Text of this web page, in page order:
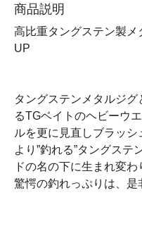
商品説明
高比重タングステン製
UP
タングステンメタルジ
るTGベイトのヘビーウ
ルを更に見直しブラッシ
より”釣れる”タングステ
ドの名の下に生まれ変わ
驚愕の釣れっぷりは、是